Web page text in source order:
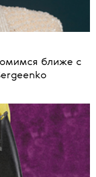
ближе с